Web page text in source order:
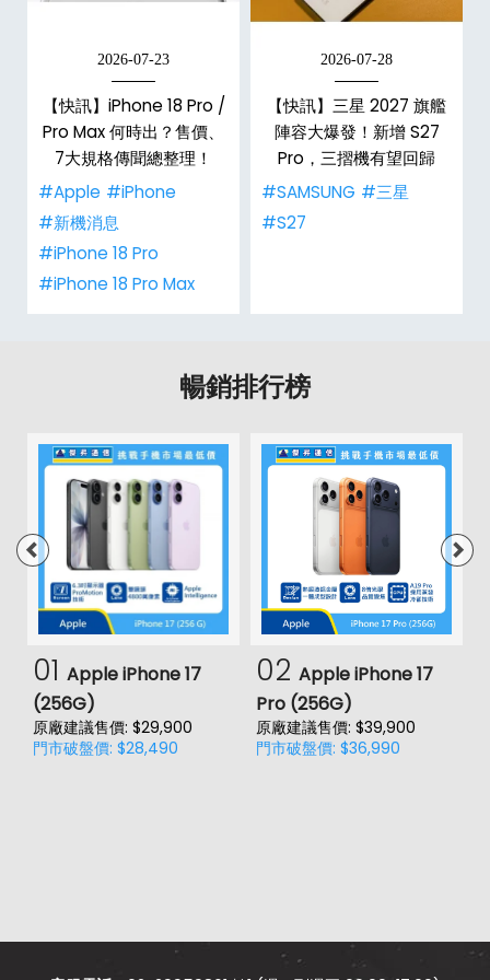
2026-07-23
【快訊】iPhone 18 Pro /
Pro Max 何時出？售價、
7大規格傳聞總整理！
#Apple #iPhone
#新機消息
#iPhone 18 Pro
#iPhone 18 Pro Max
2026-07-28
【快訊】三星 2027 旗艦
陣容大爆發！新增 S27
Pro，三摺機有望回歸
#SAMSUNG #三星
#S27
暢銷排行榜
01 Apple iPhone 17
(256G)
原廠建議售價: $29,900
門市破盤價: $28,490
02 Apple iPhone 17
Pro (256G)
原廠建議售價: $39,900
門市破盤價: $36,990